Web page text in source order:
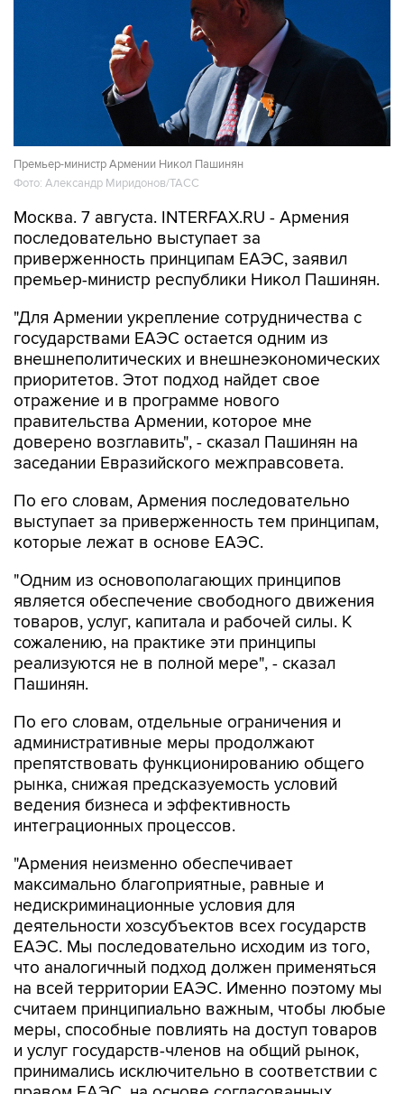
Премьер-министр Армении Никол Пашинян
Фото: Александр Миридонов/ТАСС
Москва. 7 августа. INTERFAX.RU - Армения
последовательно выступает за
приверженность принципам ЕАЭС, заявил
премьер-министр республики Никол Пашинян.
"Для Армении укрепление сотрудничества с
государствами ЕАЭС остается одним из
внешнеполитических и внешнеэкономических
приоритетов. Этот подход найдет свое
отражение и в программе нового
правительства Армении, которое мне
доверено возглавить", - сказал Пашинян на
заседании Евразийского межправсовета.
По его словам, Армения последовательно
выступает за приверженность тем принципам,
которые лежат в основе ЕАЭС.
"Одним из основополагающих принципов
является обеспечение свободного движения
товаров, услуг, капитала и рабочей силы. К
сожалению, на практике эти принципы
реализуются не в полной мере", - сказал
Пашинян.
По его словам, отдельные ограничения и
административные меры продолжают
препятствовать функционированию общего
рынка, снижая предсказуемость условий
ведения бизнеса и эффективность
интеграционных процессов.
"Армения неизменно обеспечивает
максимально благоприятные, равные и
недискриминационные условия для
деятельности хозсубъектов всех государств
ЕАЭС. Мы последовательно исходим из того,
что аналогичный подход должен применяться
на всей территории ЕАЭС. Именно поэтому мы
считаем принципиально важным, чтобы любые
меры, способные повлиять на доступ товаров
и услуг государств-членов на общий рынок,
принимались исключительно в соответствии с